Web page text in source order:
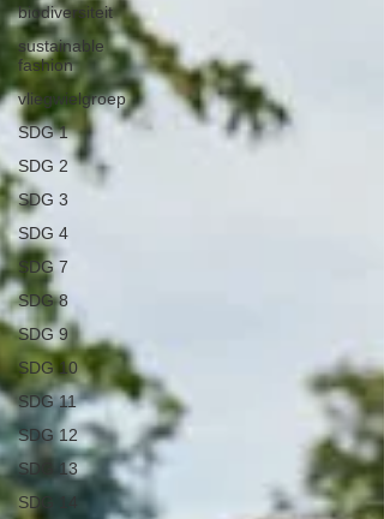
biodiversiteit
sustainable
fashion
vliegwielgroep
SDG 1
SDG 2
SDG 3
SDG 4
SDG 7
SDG 8
SDG 9
SDG 10
SDG 11
SDG 12
SDG 13
SDG 14